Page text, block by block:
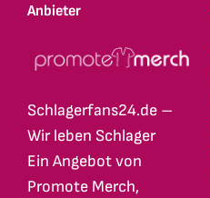
Anbieter
Schlagerfans24.de –
Wir leben Schlager
Ein Angebot von
Promote Merch,